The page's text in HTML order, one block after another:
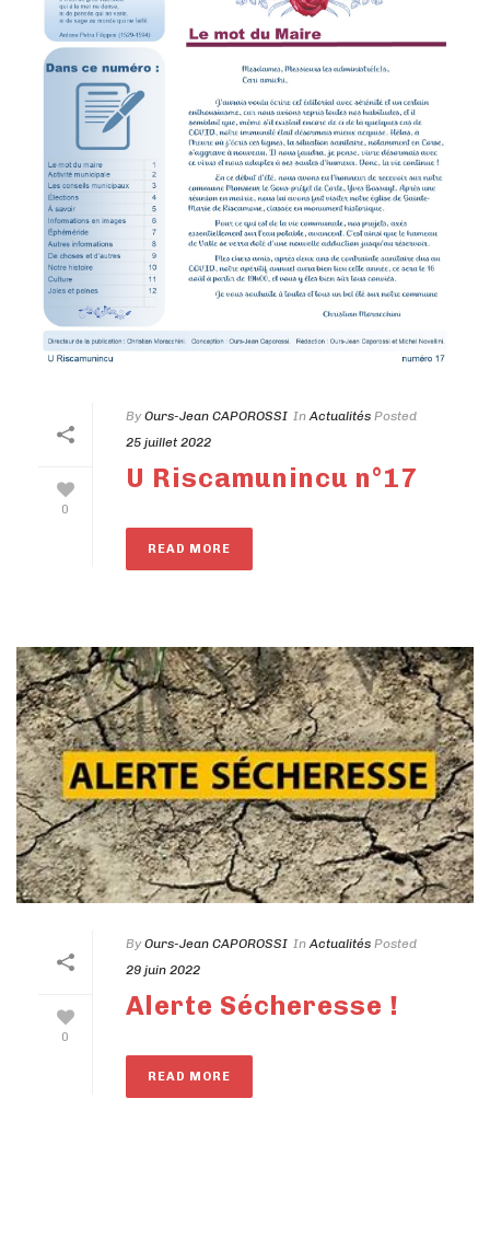
0
ByOurs-Jean CAPOROSSI InActualités Posted
25 juillet 2022
U Riscamunincu n°17
READ MORE
0
ByOurs-Jean CAPOROSSI In Actualités Posted
29 juin 2022
Alerte Sécheresse !
READ MORE